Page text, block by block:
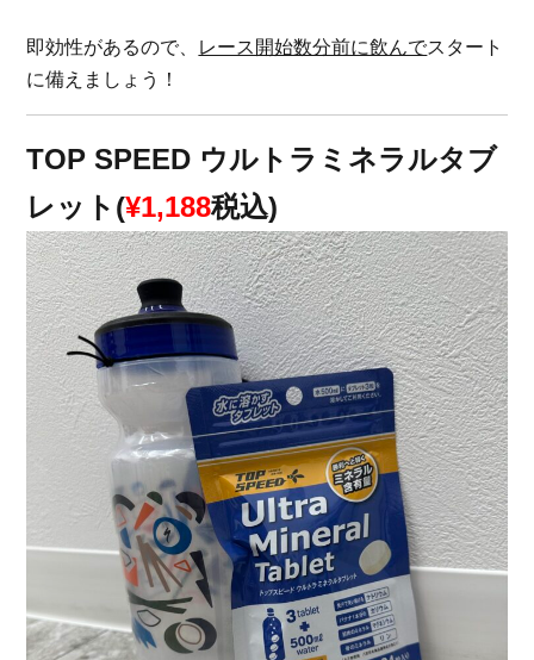
即効性があるので、 レース開始数分前に飲んでスタート
に備えましょう！
TOP SPEED ウルトラミネラルタブ
レット(¥1,188税込)